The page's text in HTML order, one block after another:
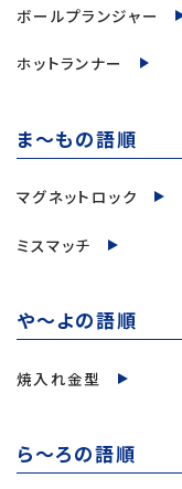
ボールプランジャー
ホットランナー
ま～もの語順
マグネットロック
ミスマッチ
や～よの語順
焼入れ金型
ら～ろの語順